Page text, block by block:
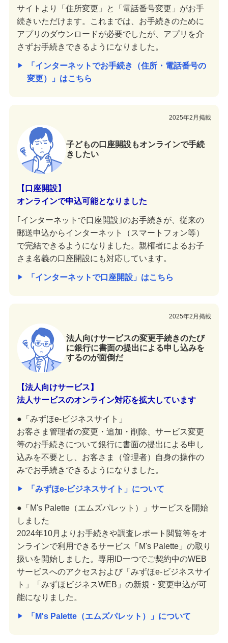
サイトより「住所変更」と「電話番号変更」がお手
続きいただけます。これまでは、お手続きのために
アプリのダウンロードが必要でしたが、アプリを介
さずお手続きできるようになりました。
「インターネットでお手続き（住所・電話番号の
変更）」はこちら
2025年2月掲載
子どもの口座開設もオンラインで手続
きしたい
【口座開設】
オンラインで申込可能となりました
｢インターネットで口座開設｣のお手続きが、従来の
郵送申込からインターネット（スマートフォン等）
で完結できるようになりました。親権者によるお子
さま名義の口座開設にも対応しています。
「インターネットで口座開設」はこちら
2025年2月掲載
法人向けサービスの変更手続きのたび
に銀行に書面の提出による申し込みを
するのが面倒だ
【法人向けサービス】
法人サービスのオンライン対応を拡大しています
●「みずほe-ビジネスサイト」
お客さま管理者の変更・追加・削除、サービス変更
等のお手続きについて銀行に書面の提出による申し
込みを不要とし、お客さま（管理者）自身の操作の
みでお手続きできるようになりました。
「みずほe-ビジネスサイト」について
●「M's Palette（エムズパレット）」サービスを開始
しました
2024年10月よりお手続きや調査レポート閲覧等をオ
ンラインで利用できるサービス「M's Palette」の取り
扱いを開始しました。専用ID一つでご契約中のWEB
サービスへのアクセスおよび「みずほe-ビジネスサイ
ト」「みずほビジネスWEB」の新規・変更申込が可
能になりました。
「M's Palette（エムズパレット）」について